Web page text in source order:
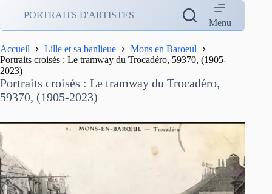
contenu
PORTRAITS D'ARTISTES
Menu
Accueil Lille et sa banlieue
Mons en Baroeul
Portraits croisés : Le tramway du Trocadéro, 59370, (1905-
2023)
Portraits croisés : Le tramway du Trocadéro,
59370, (1905-2023)